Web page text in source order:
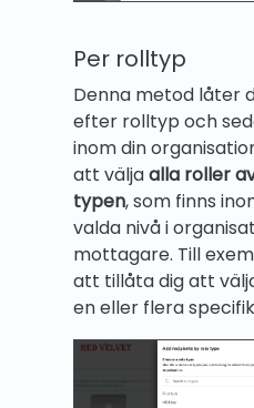
Per rolltyp
Denna metod låter
efter rolltyp och
inom din
att väljaalla roller
typen, som finns
valda nivå i
mottagare. Till
att tillåta dig att
en eller flera